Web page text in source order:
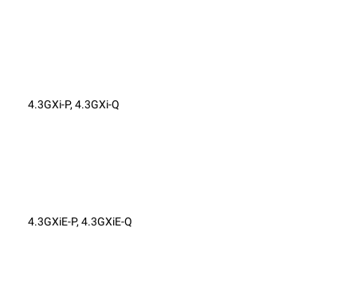
4.3GXi-P, 4.3GXi-Q
4.3GXiE-P, 4.3GXiE-Q